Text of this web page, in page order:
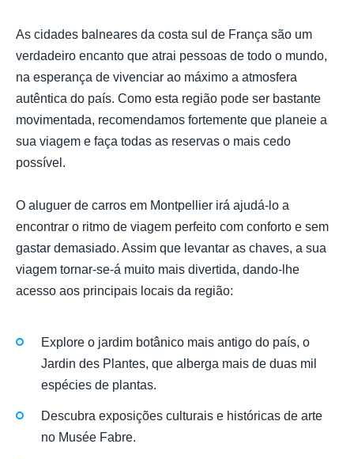
As cidades balneares da costa sul de França são um
verdadeiro encanto que atrai pessoas de todo o mundo,
na esperança de vivenciar ao máximo a atmosfera
autêntica do país. Como esta região pode ser bastante
movimentada, recomendamos fortemente que planeie a
sua viagem e faça todas as reservas o mais cedo
possível.
O aluguer de carros em Montpellier irá ajudá-lo a
encontrar o ritmo de viagem perfeito com conforto e sem
gastar demasiado. Assim que levantar as chaves, a sua
viagem tornar-se-á muito mais divertida, dando-lhe
acesso aos principais locais da região:
Explore o jardim botânico mais antigo do país, o
Jardin des Plantes, que alberga mais de duas mil
espécies de plantas.
Descubra exposições culturais e históricas de arte
no Musée Fabre.